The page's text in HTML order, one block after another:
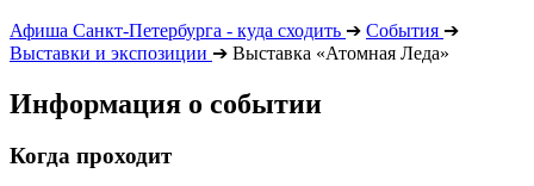
Афиша Санкт-Петербурга - куда сходить ➔ События ➔
Выставки и экспозиции ➔ Выставка «Атомная Леда»
Информация о событии
Когда проходит